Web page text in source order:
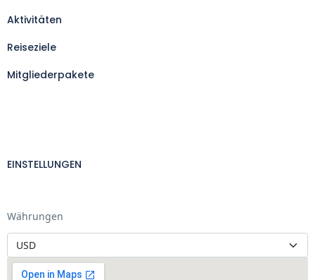
Aktivitäten
Reiseziele
Mitgliederpakete
EINSTELLUNGEN
Währungen